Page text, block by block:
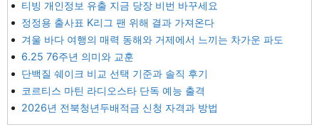
티빙 개인정보 유출 지금 당장 비번 바꾸세요
정정용 출사표 K리그 팬 위해 결과 가져온다
겨울 바다 여행의 매력 동해와 거제에서 느끼는 차가운 파도
6.25 76주년 의미와 교훈
단백질 쉐이크 비교 선택 기준과 솔직 후기
코르티스 마틴 라디오스타 단독 예능 출격
2026년 전북청년두배적금 신청 자격과 방법